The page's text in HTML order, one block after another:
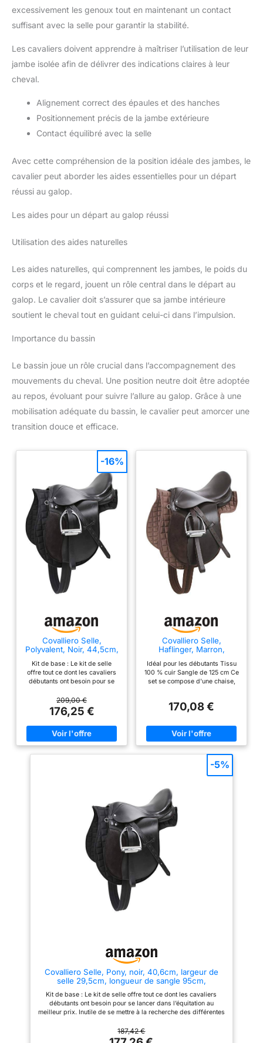
excessivement les genoux tout en maintenant un contact
suffisant avec la selle pour garantir la stabilité.
Les cavaliers doivent apprendre à maîtriser l’utilisation de leur
jambe isolée afin de délivrer des indications claires à leur
cheval.
Alignement correct des épaules et des hanches
Positionnement précis de la jambe extérieure
Contact équilibré avec la selle
Avec cette compréhension de la position idéale des jambes, le
cavalier peut aborder les aides essentielles pour un départ
réussi au galop.
Les aides pour un départ au galop réussi
Utilisation des aides naturelles
Les aides naturelles, qui comprennent les jambes, le poids du
corps et le regard, jouent un rôle central dans le départ au
galop. Le cavalier doit s’assurer que sa jambe intérieure
soutient le cheval tout en guidant celui-ci dans l’impulsion.
Importance du bassin
Le bassin joue un rôle crucial dans l’accompagnement des
mouvements du cheval. Une position neutre doit être adoptée
au repos, évoluant pour suivre l’allure au galop. Grâce à une
mobilisation adéquate du bassin, le cavalier peut amorcer une
transition douce et efficace.
Covalliero Selle,
Polyvalent, Noir, 44,5cm,
longueur de sangle
125cm, confortable, bien
ajustée, avec et tapis de
Kit de base : Le kit de selle
offre tout ce dont les cavaliers
débutants ont besoin pour se
meilleur prix. Inutile de se
mettre à la recherche des
différentes pièces séparément,
tout est inclus dans ce kit tout-
en-un. Cavaliers débutants :
Idéal pour les cavaliers
offre un confort d’assise
agréable et un bon ajustement.
La selle est faite de cuir
synthétique résistant facile
d’entretien et fournie avec un
tapis de selle lavable en
machine à 30 °C. Kit complet
comprenant : 1 selle, 1 tapis de
selle, 2 étriers, 1 paire
d’étrivières, 1 sangle de selle
Qualité et prix avantageux : Le
kit de selle de Covalliero allie
qualité et petit prix, il convient
209,00 €
176,25 €
-16%
Covalliero Selle,
Haflinger, Marron,
34,5cm, longueur de
sangle 125cm,
confortable, bien ajustée,
inclus
Idéal pour les débutants Tissu
100 % cuir Sangle de 125 cm Ce
set se compose d'une chaise,
170,08 €
Covalliero Selle, Pony, noir, 40,6cm, largeur de
selle 29,5cm, longueur de sangle 95cm,
inclus
Kit de base : Le kit de selle offre tout ce dont les cavaliers
débutants ont besoin pour se lancer dans l’équitation au
meilleur prix. Inutile de se mettre à la recherche des différentes
Cavaliers débutants : Idéal pour les cavaliers débutants et les
parents d’enfants qui voudraient apprendre à monter à cheval.
187,42 €
-5%